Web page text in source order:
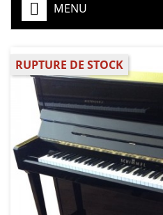
MENU
RUPTURE DE STOCK